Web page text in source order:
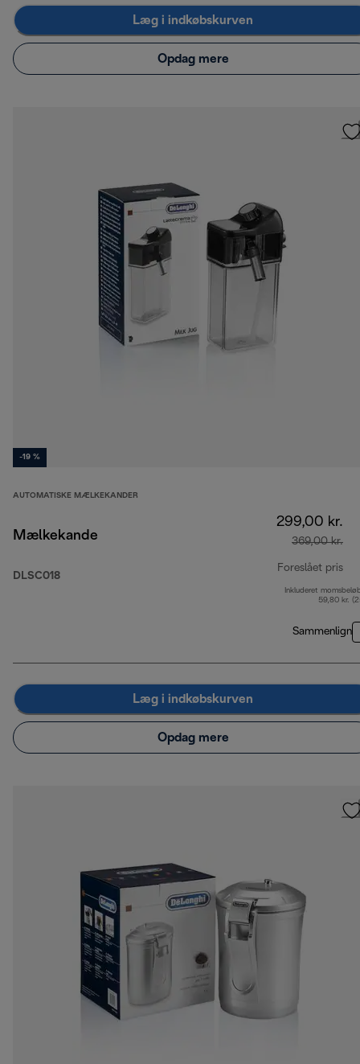
Læg i indkøbskurven
Opdag mere
-19 %
AUTOMATISKE MÆLKEKANDER
Mælkekande
DLSC018
299,00 kr.
369,00 kr.
Foreslået pris
Inkluderet
59,80 kr.
Sammenlign
Læg i indkøbskurven
Opdag mere